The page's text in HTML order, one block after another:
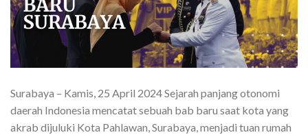
Surabaya – Kamis, 25 April 2024 Sejarah panjang otonomi
daerah Indonesia mencatat sebuah bab baru saat kota yang
akrab dijuluki Kota Pahlawan, Surabaya, menjadi tuan rumah